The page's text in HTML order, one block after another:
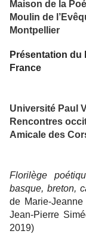
Maison de la
Moulin de
Montpellier
Présentation du
France
Université Paul
Rencontres
Amicale des
Florilège
basque, breton,
de Marie-
Jean-Pierre
2019)